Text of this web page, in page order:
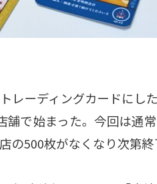
レーディングカードにし
で始まった。今回は通
500枚がなくなり次第終